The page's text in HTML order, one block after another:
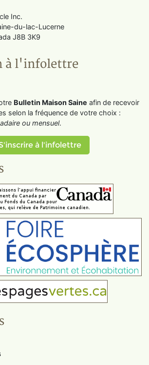
Inc.
du-lac-Lucerne
J8B 3K9
à l'infolettre
Bulletin Maison Saine afin de recevoir
selon la fréquence de votre choix :
ou mensuel.
à l'infolettre